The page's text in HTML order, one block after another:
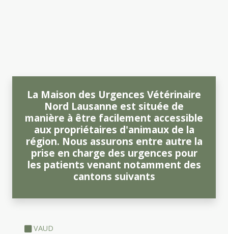
La Maison des Urgences Vétérinaire
Nord Lausanne est située de
manière à être facilement accessible
aux propriétaires d'animaux de la
région. Nous assurons entre autre la
prise en charge des urgences pour
les patients venant notamment des
cantons suivants
VAUD